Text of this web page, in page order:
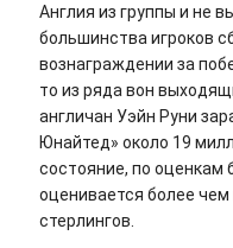
Англия из группы и не
большинства игроков
вознаграждении за
то из ряда вон
англичан Уэйн Руни
Юнайтед» около 19
состояние, по оценкам
оценивается более
стерлингов.